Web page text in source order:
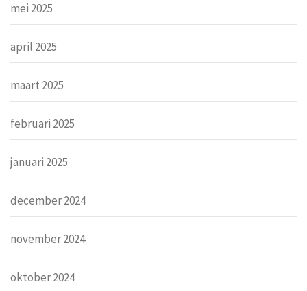
mei 2025
april 2025
maart 2025
februari 2025
januari 2025
december 2024
november 2024
oktober 2024